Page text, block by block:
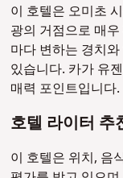
이 호텔은 오미초
광의 거점으로 매
마다 변하는 경치
있습니다. 카가 유
매력 포인트입니다.
호텔 라이터 추
이 호텔은 위치, 음